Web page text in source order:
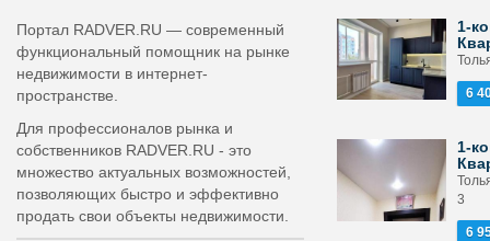
Портал RADVER.RU — современный
функциональный помощник на рынке
недвижимости в интернет-
пространстве.
Для профессионалов рынка и
собственников RADVER.RU - это
множество актуальных возможностей,
позволяющих быстро и эффективно
продать свои объекты недвижимости.
1-
6
1-
3
6